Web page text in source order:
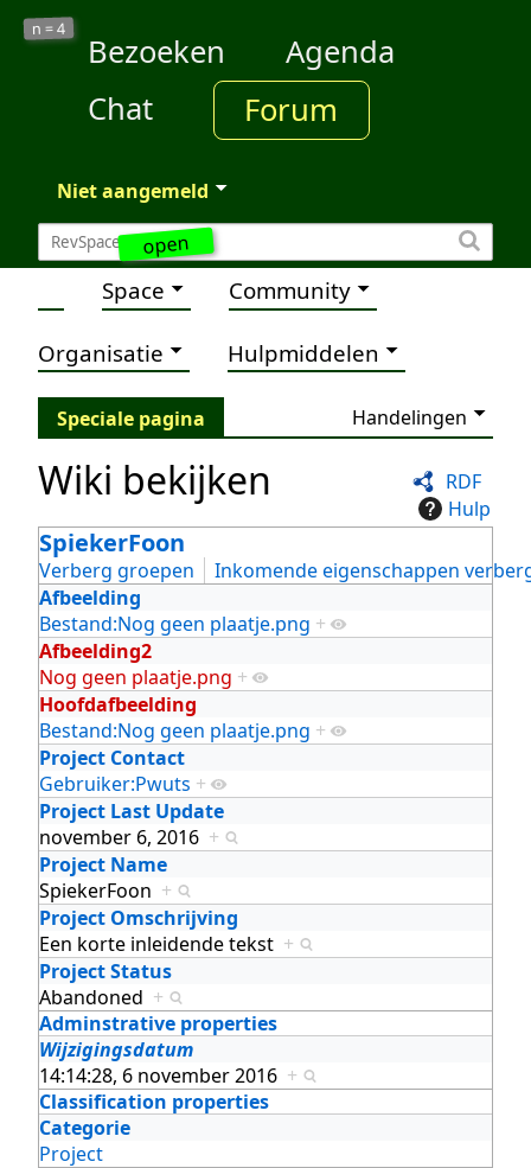
open
n =4
Bezoeken
Agenda
Chat
Forum
Niet aangemeld
Space Community
Organisatie Hulpmiddelen
Speciale pagina Handelingen
RDF
Hulp
Wiki bekijken
SpiekerFoon
Verberg groepen
Inkomende eigenschappen
Afbeelding
Bestand:Nog geen plaatje.png +
Afbeelding2
Nog geen plaatje.png +
Hoofdafbeelding
Bestand:Nog geen plaatje.png +
Project Contact
Gebruiker:Pwuts +
Project Last Update
november 6, 2016 +
Project Name
SpiekerFoon +
Project Omschrijving
Een korte inleidende tekst +
Project Status
Abandoned +
Adminstrative properties
Wijzigingsdatum
14:14:28, 6 november 2016 +
Classification properties
Categorie
Project